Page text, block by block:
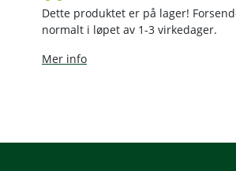
Dette produktet er på lager!
normalt i løpet av 1-3 virkedager.
Mer info